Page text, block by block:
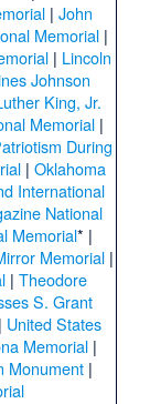
| John
Memorial|
| Lincoln
Johnson
King, Jr.
Memorial |
During
| Oklahoma
International
National
Memorial* |
Memorial|
| Theodore
S. Grant
United States
Memorial|
Monument |